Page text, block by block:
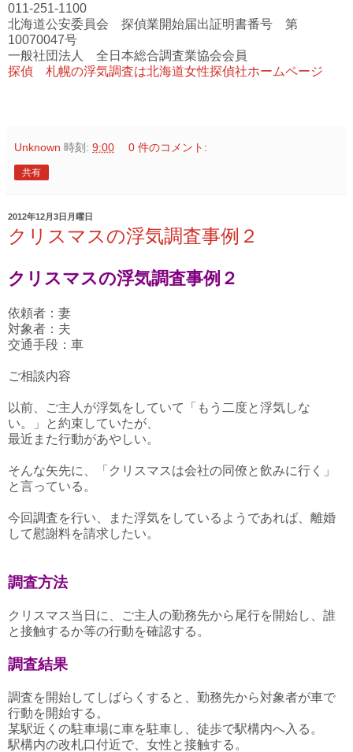
011-251-1100
北海道公安委員会 探偵業開始届出証明書番号 第
10070047号
一般社団法人 全日本総合調査業協会会員
探偵 札幌の浮気調査は北海道女性探偵社ホームページ
Unknown 時刻: 9:00 0 件のコメント:
共有
2012年12月3日月曜日
クリスマスの浮気調査事例２
クリスマスの浮気調査事例２
依頼者：妻
対象者：夫
交通手段：車
ご相談内容
以前、ご主人が浮気をしていて「もう二度と浮気しな
い。」と約束していたが、
最近また行動があやしい。
そんな矢先に、「クリスマスは会社の同僚と飲みに行く」
と言っている。
今回調査を行い、また浮気をしているようであれば、離婚
して慰謝料を請求したい。
調査方法
クリスマス当日に、ご主人の勤務先から尾行を開始し、誰
と接触するか等の行動を確認する。
調査結果
調査を開始してしばらくすると、勤務先から対象者が車で
行動を開始する。
某駅近くの駐車場に車を駐車し、徒歩で駅構内へ入る。
駅構内の改札口付近で、女性と接触する。